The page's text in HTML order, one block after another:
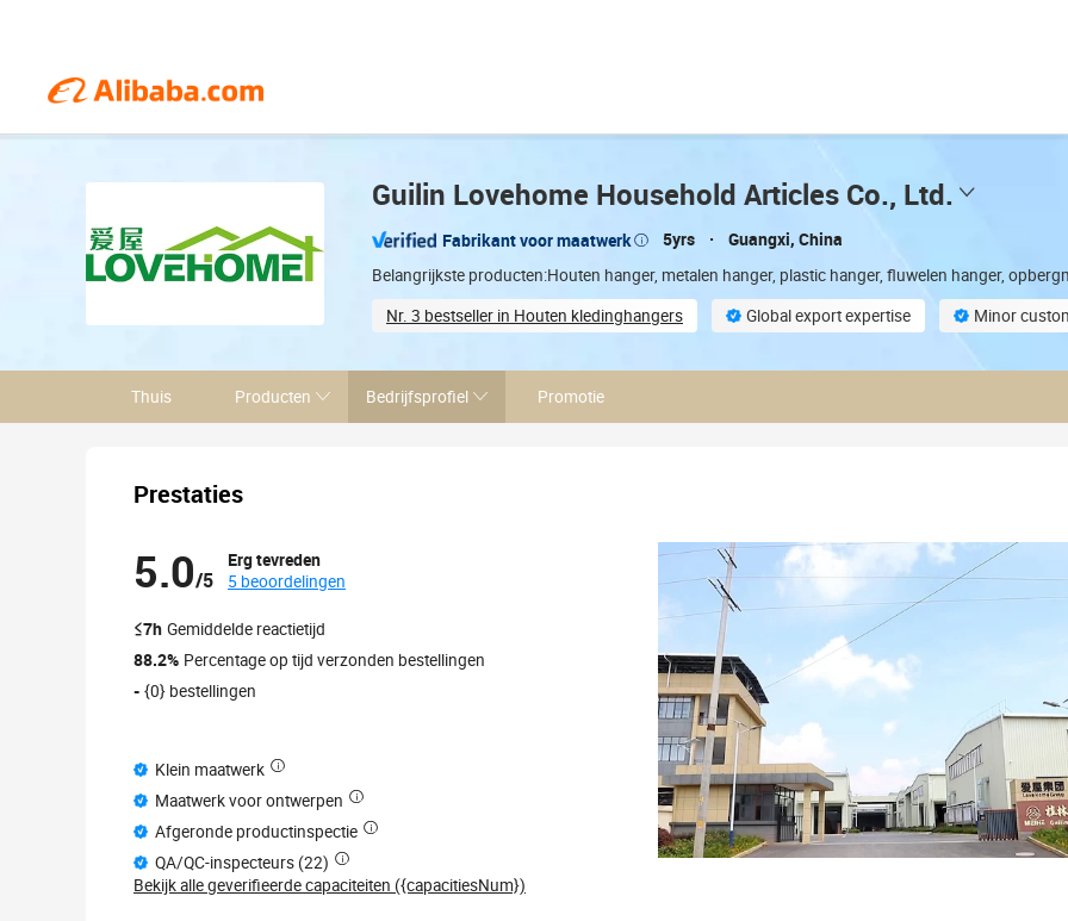
Guilin Lovehome Household Articles Co., Ltd.
Fabrikant voor maatwerk 5yrs Guangxi, China
Belangrijkste producten:Houten hanger, metalen hanger, plastic hanger, fluwelen hanger,
Nr. 3 bestseller in Houten kledinghangers Global export expertise
Minor
Thuis Producten Bedrijfsprofiel Promotie
Prestaties
5.0/5
Erg tevreden
5 beoordelingen
≤7h Gemiddelde reactietijd
88.2% Percentage op tijd verzonden bestellingen
- {0} bestellingen
Klein maatwerk
Maatwerk voor ontwerpen
Afgeronde productinspectie
QA/QC-inspecteurs (22)
Bekijk alle geverifieerde capaciteiten ({capacitiesNum})